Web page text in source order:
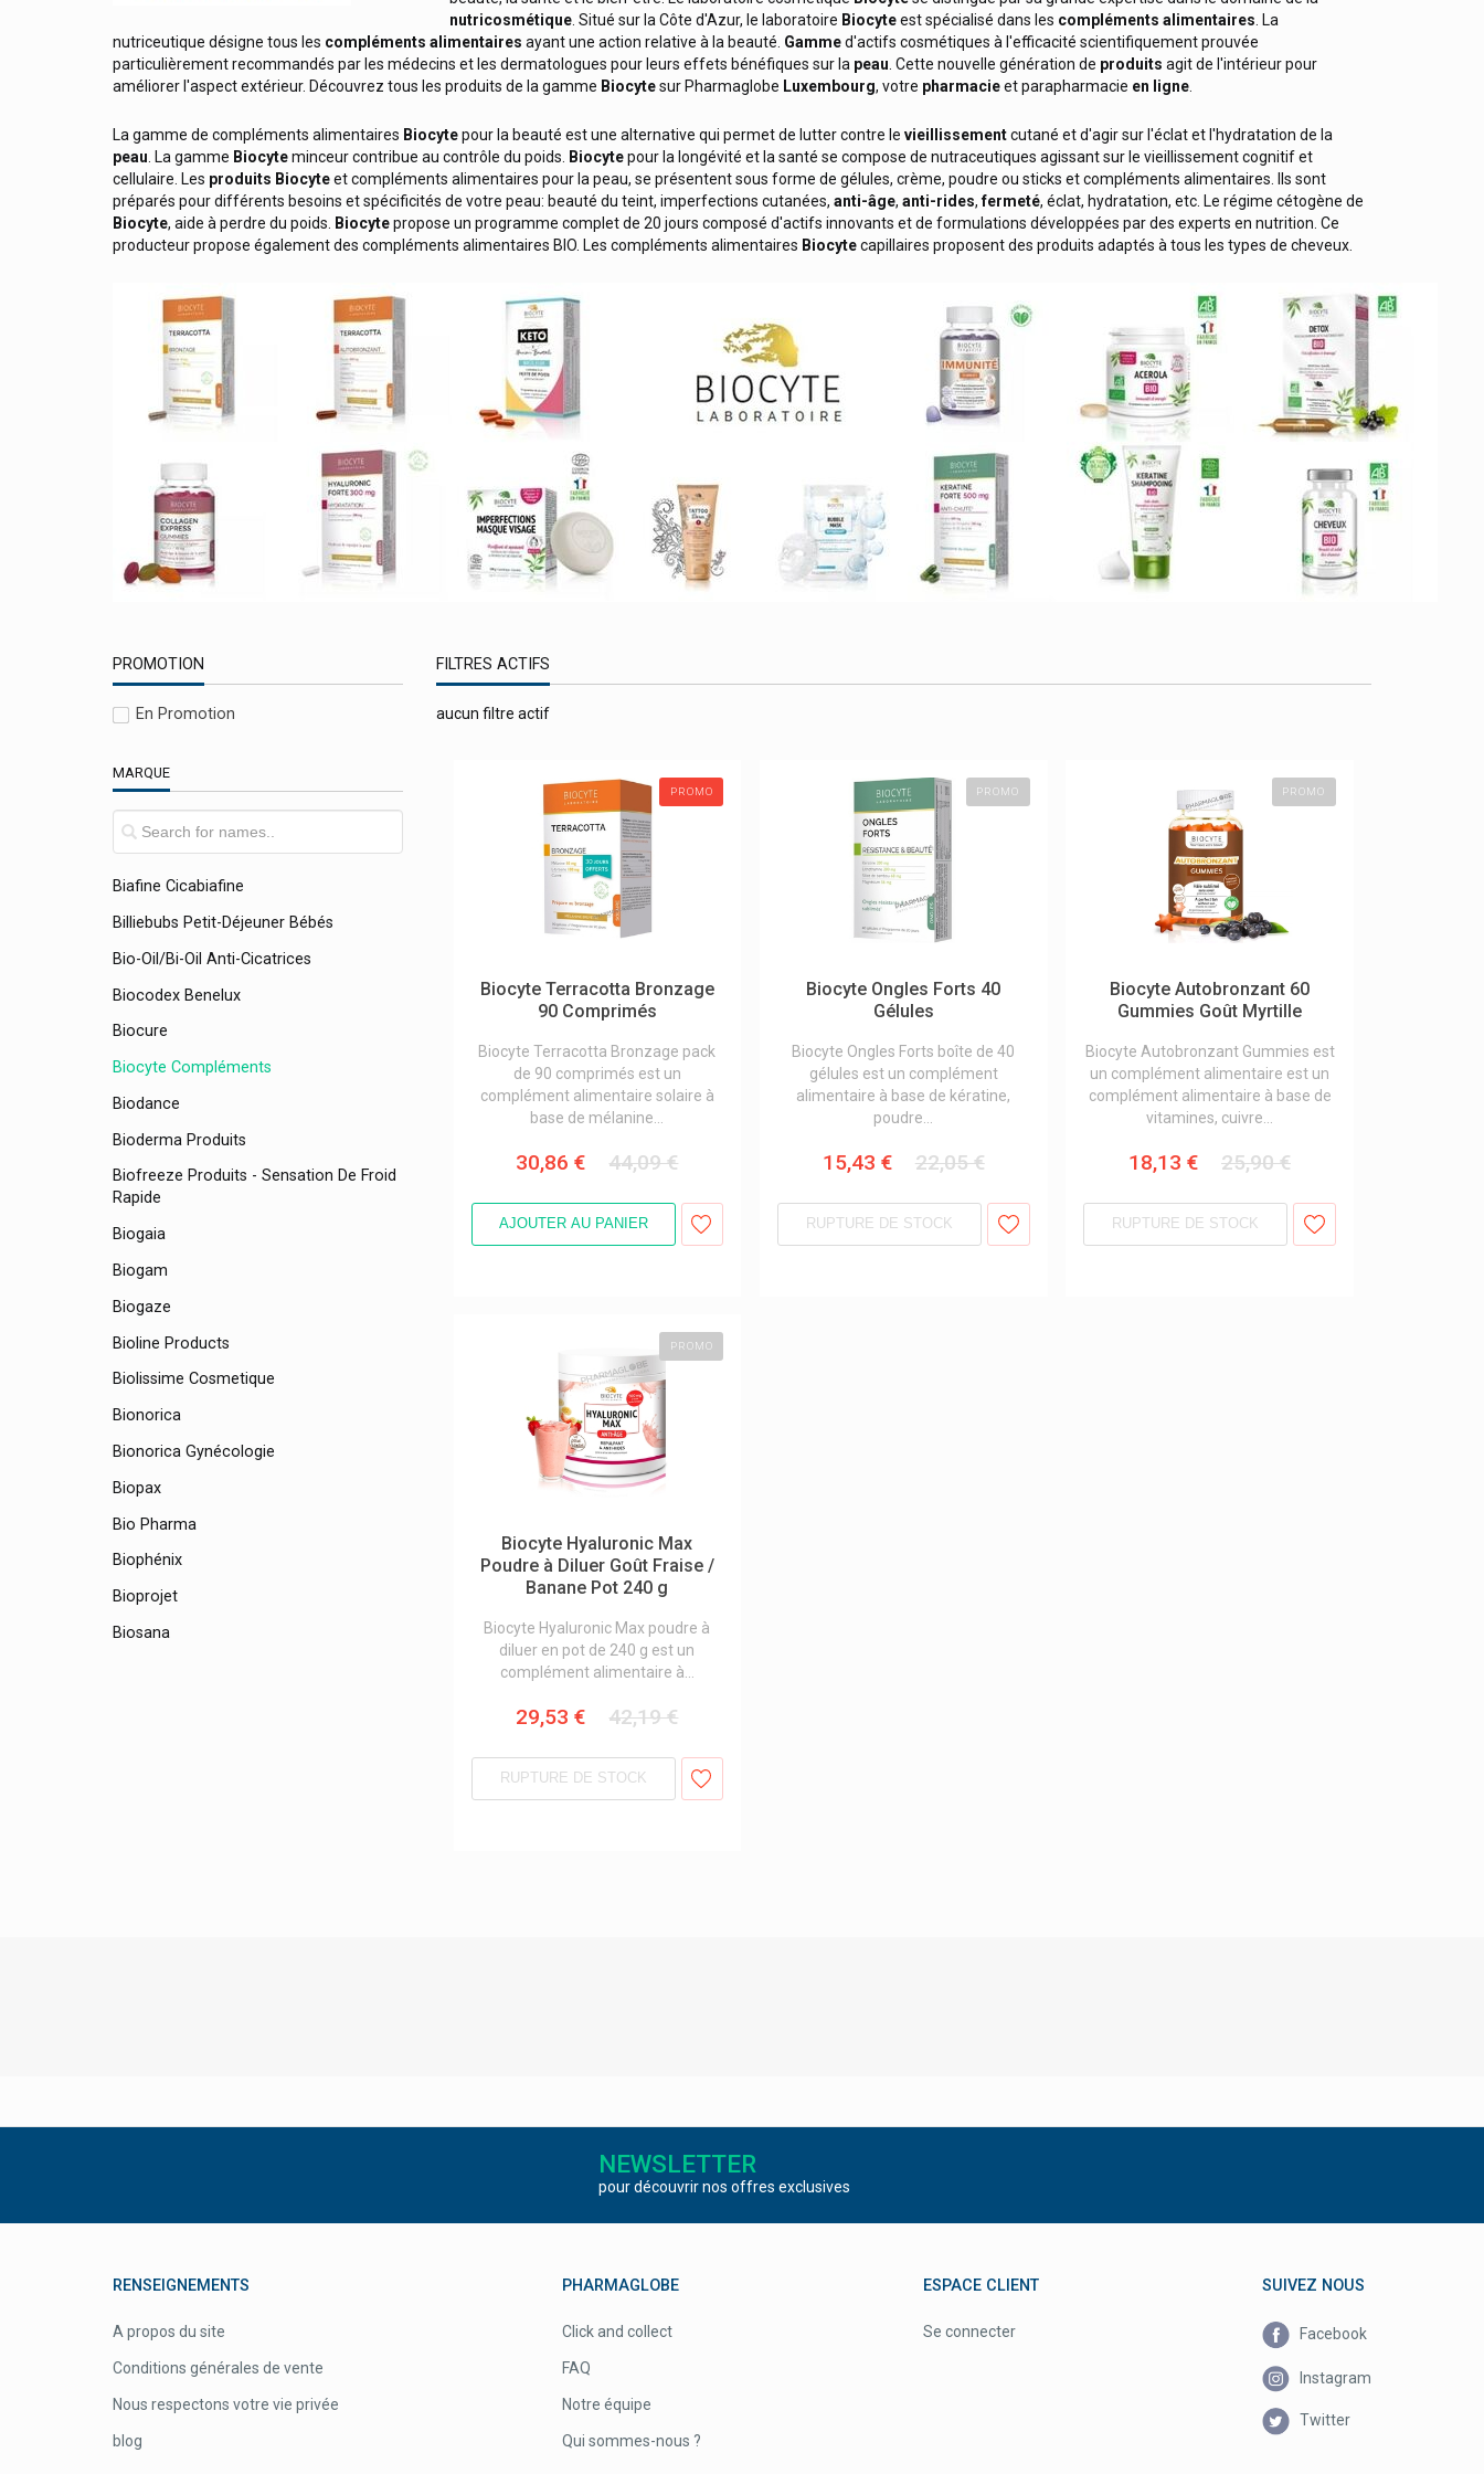
nutricosmétique . Situé sur la Côte d'Azur, le laboratoire Biocyteest spécialisé dans les compléments alimentaires . La
nutriceutique désigne tous les compléments alimentaires ayant une action relative à la beauté. Gammed'actifs cosmétiques à l'efficacité scientifiquement prouvée
particulièrement recommandés par les médecins et les dermatologues pour leurs effets bénéfiques sur la peau . Cette nouvelle génération de produits agit de l'intérieur pour
améliorer l'aspect extérieur. Découvrez tous les produits de la gamme Biocytesur Pharmaglobe Luxembourg, votre pharmacieet parapharmacie en ligne
La gamme de compléments alimentaires Biocytepour la beauté est une alternative qui permet de lutter contre le vieillissementcutané et d'agir sur l'éclat et l'hydratation de la
peau . La gamme Biocyteminceur contribue au contrôle du poids. Biocytepour la longévité et la santé se compose de nutraceutiques agissant sur le vieillissement cognitif et
cellulaire. Les produits Biocyteet compléments alimentaires pour la peau, se présentent sous forme de gélules, crème, poudre ou sticks et compléments alimentaires. Ils sont
préparés pour différents besoins et spécificités de votre peau: beauté du teint, imperfections cutanées, anti-âge, anti-rides,fermeté, éclat, hydratation, etc. Le régime cétogène de
Biocyte, aide à perdre du poids. Biocytepropose un programme complet de 20 jours composé d'actifs innovants et de formulations développées par des experts en nutrition. Ce
producteur propose également des compléments alimentaires BIO. Les compléments alimentaires Biocytecapillaires proposent des produits adaptés à tous les types de cheveux.
PROMOTION
En Promotion
MARQUE
Bano
Barburys Rasage Hommes
Bausch & Lomb
Bayer
Bayer Bepanthen, Bepanthol
Bd
Beauty Made Easy Baume À Lèvres
Cosmétiques Coréens
Beehub Miel / Propolis / Pollen
Belice Solides Bio
Bell Ânesse En Provence
Bellavie
Bepharbel
Bergland
Betica
Better Toothbrush
Beurer
Biafine Cicabiafine
Billiebubs Petit-Déjeuner Bébés
Bio-Oil/bi-Oil Anti-Cicatrices
Biocodex Benelux
Biocure
Biocyte Compléments
Biodance
Bioderma Produits
Biofreeze Produits - Sensation De Froid
Rapide
Biogaia
Biogam
Biogaze
Bioline Products
Biolissime Cosmetique
Bionorica
Bionorica Gynécologie
Biopax
Bio Pharma
Biophénix
Bioprojet
Biosana
Bomedys
Bort Pedisoft, Climacare
FILTRES ACTIFS
aucun filtre actif
PROMO
Biocyte Terracotta Bronzage
90 Comprimés
Biocyte Terracotta Bronzage pack
de 90 comprimés est un
complément alimentaire solaire à
base de mélanine...
30,86 € 44,09 €
AJOUTER AU PANIER
PROMO
Biocyte Ongles Forts 40
Gélules
Biocyte Ongles Forts boîte de 40
gélules est un complément
alimentaire à base de kératine,
poudre...
15,43 € 22,05 €
RUPTURE DE STOCK
PROMO
Biocyte Autobronzant 60
Gummies Goût Myrtille
Biocyte Autobronzant Gummies est
un complément alimentaire est un
complément alimentaire à base de
vitamines, cuivre...
18,13 € 25,90 €
RUPTURE DE STOCK
PROMO
Biocyte Hyaluronic Max
Poudre à Diluer Goût Fraise /
Banane Pot 240 g
Biocyte Hyaluronic Max poudre à
diluer en pot de 240 g est un
complément alimentaire à...
29,53 € 42,19 €
RUPTURE DE STOCK
NEWSLETTER
pour découvrir nos offres exclusives
RENSEIGNEMENTS
A propos du site
Conditions générales de vente
Nous respectons votre vie privée
blog
PHARMAGLOBE
Click and collect
FAQ
Notre équipe
Qui sommes-nous ?
ESPACE CLIENT
Se connecter
SUIVEZ NOUS
Facebook
Instagram
Twitter